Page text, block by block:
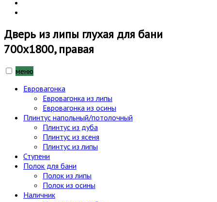
Дверь из липы глухая для бани
700х1800, правая
меню
Евровагонка
Евровагонка из липы
Евровагонка из осины
Плинтус напольный/потолочный
Плинтус из дуба
Плинтус из ясеня
Плинтус из липы
Ступени
Полок для бани
Полок из липы
Полок из осины
Наличник